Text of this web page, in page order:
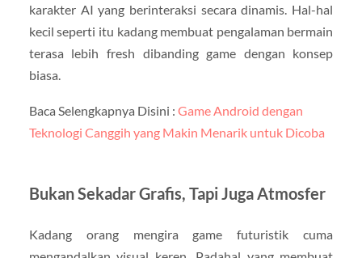
karakter AI yang berinteraksi secara dinamis. Hal-hal
kecil seperti itu kadang membuat pengalaman bermain
terasa lebih fresh dibanding game dengan konsep
biasa.
Baca Selengkapnya Disini : Game Android dengan
Teknologi Canggih yang Makin Menarik untuk Dicoba
Bukan Sekadar Grafis, Tapi Juga Atmosfer
Kadang orang mengira game futuristik cuma